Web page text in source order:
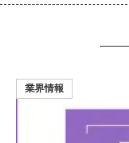
業界情報